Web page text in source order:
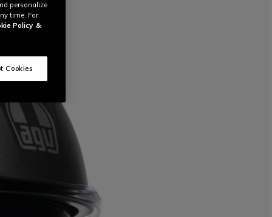
personalize
time. For
Policy &
Cookies